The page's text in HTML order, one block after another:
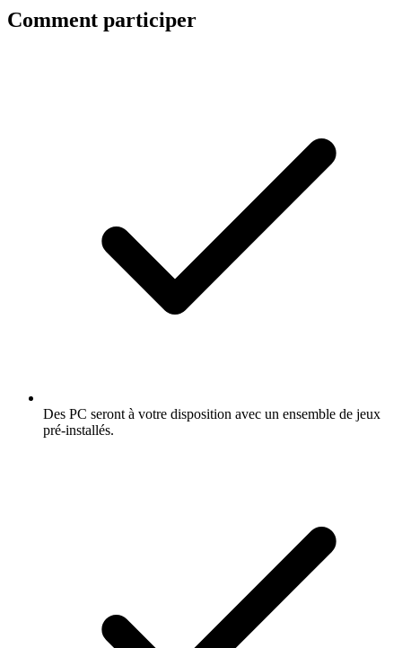
Comment participer
Des PC seront à votre disposition avec un ensemble de jeux
pré-installés.